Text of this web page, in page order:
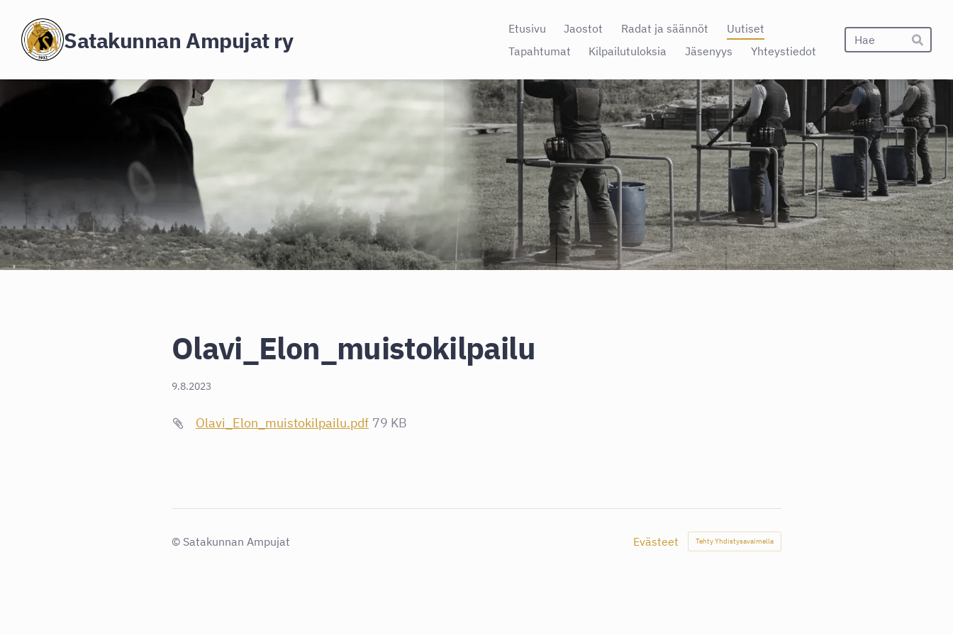
Siirry
sivun
sisältöön
Satakunnan Ampujat ry Etusivu Jaostot Radat ja säännöt
Uutiset
Tapahtumat
Kilpailutuloksia Jäsenyys Yhteystiedot Hae
Olavi_Elon_muistokilpailu
9.8.2023
Olavi_Elon_muistokilpailu.pdf 79 KB
© Satakunnan Ampujat Evästeet Tehty Yhdistysavaimella